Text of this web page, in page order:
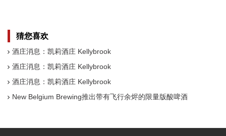
猜您喜欢
酒庄消息：凯莉酒庄 Kellybrook
酒庄消息：凯莉酒庄 Kellybrook
酒庄消息：凯莉酒庄 Kellybrook
New Belgium Brewing推出带有飞行余烬的限量版酸啤酒